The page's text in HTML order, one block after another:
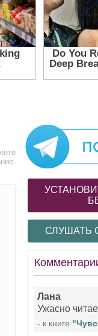
СЛУШАТЬ
Лана
- к книге